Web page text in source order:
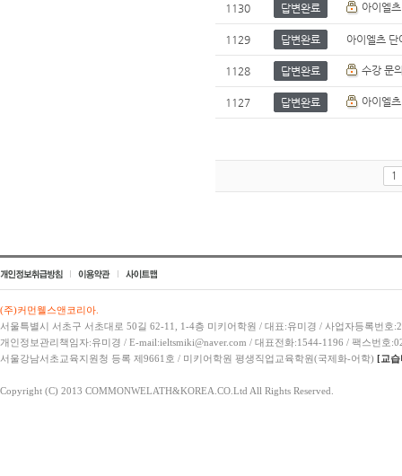
1130 답변완료 아이엘
1129 답변완료 아이엘츠
1128 답변완료 수강 문
1127 답변완료 아이엘
1
(주)커먼웰스앤코리아.
서울특별시 서초구 서초대로 50길 62-11, 1-4층 미키어학원 / 대표:유미경 / 사업자등록번
개인정보관리책임자:유미경 / E-mail:ieltsmiki@naver.com / 대표전화:1544-1196 / 팩스번호
서울강남서초교육지원청 등록 제9661호 / 미키어학원 평생직업교육학원(국제화-어학) [교습
Copyright (C) 2013 COMMONWELATH&KOREA.CO.Ltd All Rights Reserved.